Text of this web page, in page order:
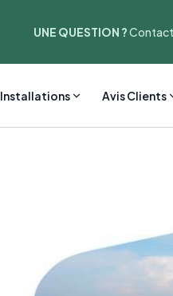
UNE QUESTION ?
Installations Avis Clients